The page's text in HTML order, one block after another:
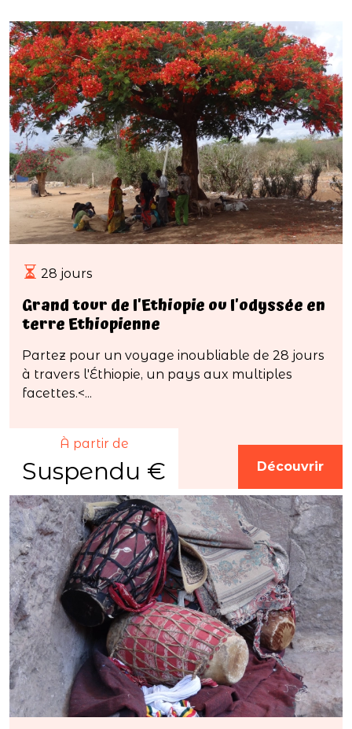
28 jours
Grand tour de l'Ethiopie ou l'odyssée en
terre Ethiopienne
Partez pour un voyage inoubliable de 28 jours
à travers l'Éthiopie, un pays aux multiples
facettes.<...
À partir de
Suspendu € Découvrir